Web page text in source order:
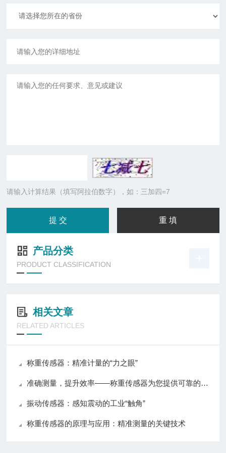
请输入计算结果（填写阿拉伯数字），如：三加四=7
产品分类
PRODUCT CLASSIFICATION
相关文章
RELATED ARTICLES
称重传感器：精准计量的“力之眼”
准确测量，提升效率——称重传感器为您提供可靠的数据支持
振动传感器：感知震动的工业“触角”
称重传感器的原理与应用：精准测量的关键技术